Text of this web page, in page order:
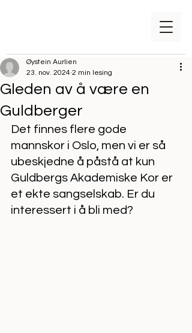
Gleden av å være en
Guldberger
Øystein Aurlien
23. nov. 2024 2 min lesing
Det finnes flere gode
mannskor i Oslo, men vi er så
ubeskjedne å påstå at kun
Guldbergs Akademiske Kor er
et ekte sangselskab. Er du
interessert i å bli med?